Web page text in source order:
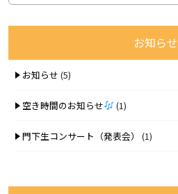
お知らせ
お知らせ (5)
空き時間のお知らせ (1)
門下生コンサート（発表会） (1)